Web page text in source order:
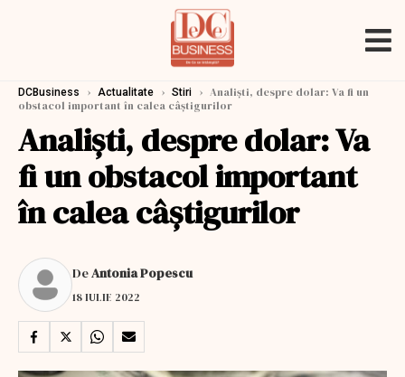
DCBusiness › Actualitate › Stiri › Analiști, despre dolar: Va fi un
obstacol important în calea câştigurilor
Analiști, despre dolar: Va
fi un obstacol important
în calea câştigurilor
DeAntonia Popescu
18 IULIE 2022